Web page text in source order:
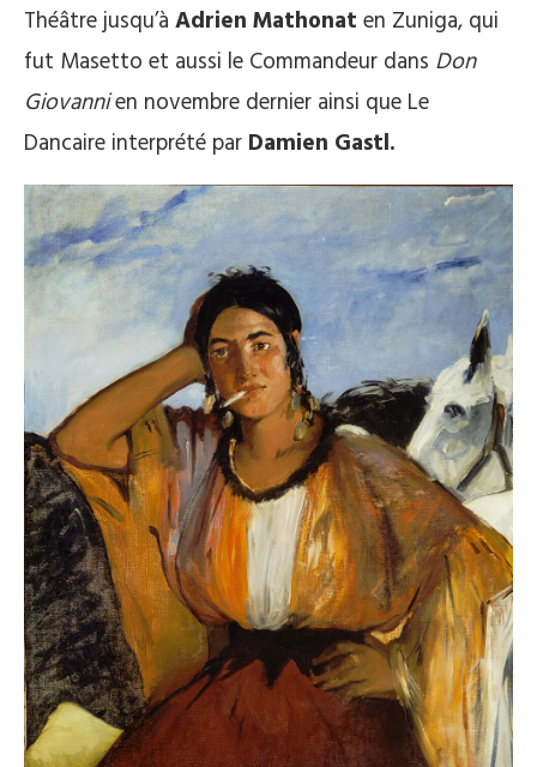
Théâtre jusqu’à Adrien Mathonat en Zuniga, qui
fut Masetto et aussi le Commandeur dans Don
Giovannien novembre dernier ainsi que Le
Dancaire interprété par Damien Gastl.